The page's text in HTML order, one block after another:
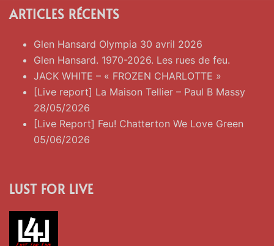
ARTICLES RÉCENTS
Glen Hansard Olympia 30 avril 2026
Glen Hansard. 1970-2026. Les rues de feu.
JACK WHITE – « FROZEN CHARLOTTE »
[Live report] La Maison Tellier – Paul B Massy
28/05/2026
[Live Report] Feu! Chatterton We Love Green
05/06/2026
LUST FOR LIVE